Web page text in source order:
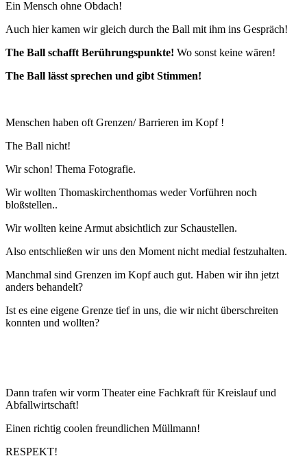
Ein Mensch ohne Obdach!
Auch hier kamen wir gleich durch the Ball mit ihm ins Gespräch!
The Ball schafft Berührungspunkte! Wo sonst keine wären!
The Ball lässt sprechen und gibt Stimmen!
Menschen haben oft Grenzen/ Barrieren im Kopf !
The Ball nicht!
Wir schon! Thema Fotografie.
Wir wollten Thomaskirchenthomas weder Vorführen noch
bloßstellen..
Wir wollten keine Armut absichtlich zur Schaustellen.
Also entschließen wir uns den Moment nicht medial festzuhalten.
Manchmal sind Grenzen im Kopf auch gut. Haben wir ihn jetzt
anders behandelt?
Ist es eine eigene Grenze tief in uns, die wir nicht überschreiten
konnten und wollten?
Dann trafen wir vorm Theater eine Fachkraft für Kreislauf und
Abfallwirtschaft!
Einen richtig coolen freundlichen Müllmann!
RESPEKT!